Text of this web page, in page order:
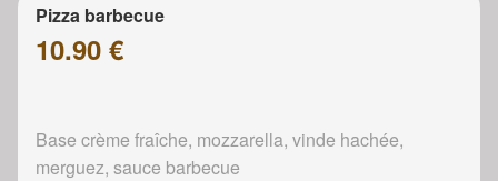
Pizza barbecue
10.90 €
Base crème fraîche, mozzarella, vinde hachée,
merguez, sauce barbecue